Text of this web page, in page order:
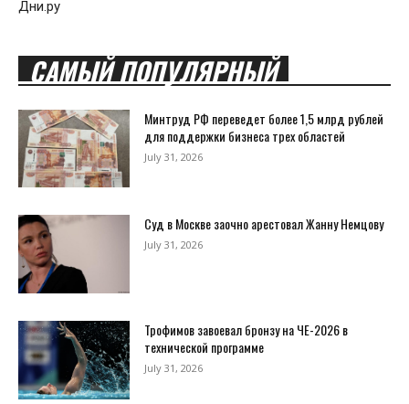
Дни.ру
САМЫЙ ПОПУЛЯРНЫЙ
Минтруд РФ переведет более 1,5 млрд рублей
для поддержки бизнеса трех областей
July 31, 2026
Суд в Москве заочно арестовал Жанну Немцову
July 31, 2026
Трофимов завоевал бронзу на ЧЕ-2026 в
технической программе
July 31, 2026